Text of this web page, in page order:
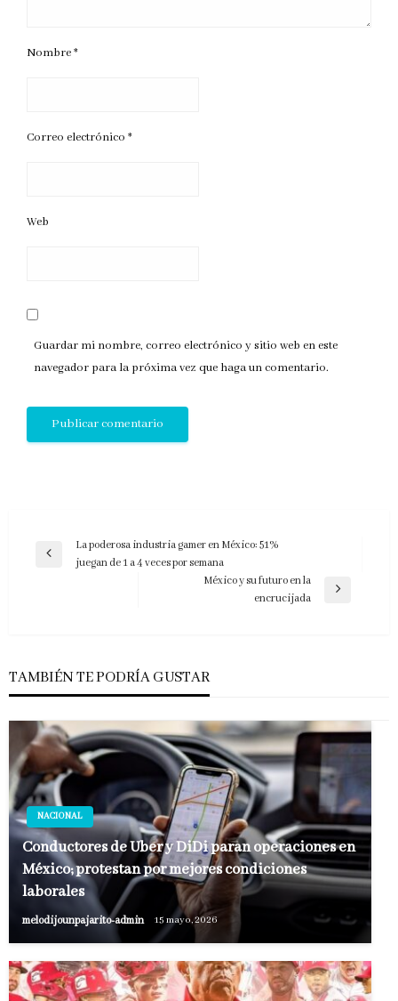
Nombre*
Correo electrónico *
Web
Guardar mi nombre, correo electrónico y sitio web en este
navegador para la próxima vez que haga un comentario.
Navegación
La poderosa industria gamer en México: 51%
juegan de 1 a 4 veces por semana
México y su futuro en la
encrucijada
TAMBIÉN TE PODRÍA GUSTAR
NACIONAL
Conductores de Uber y DiDi paran operaciones en
México; protestan por mejores condiciones
laborales
melodijounpajarito-admin 15 mayo, 2026